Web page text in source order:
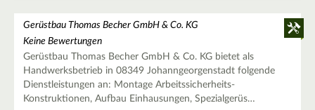
Gerüstbau Thomas Becher GmbH & Co. KG
Keine Bewertungen
Gerüstbau Thomas Becher GmbH & Co. KG bietet als
Handwerksbetrieb in 08349 Johanngeorgenstadt folgende
Dienstleistungen an: Montage Arbeitssicherheits-
Konstruktionen, Aufbau Einhausungen, Spezialgerüs…